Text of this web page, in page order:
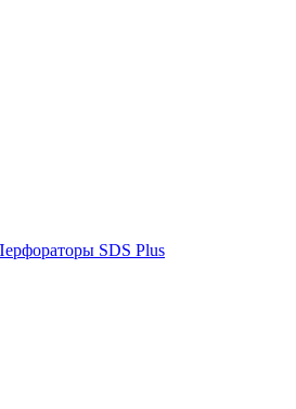
SDS Plus